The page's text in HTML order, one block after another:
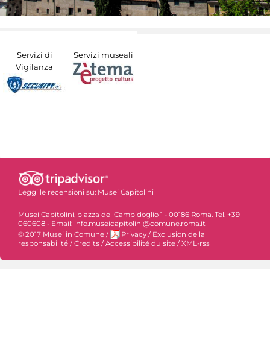
Servizi di
Vigilanza
Servizi museali
Leggi le recensioni su: Musei Capitolini
Musei Capitolini, piazza del Campidoglio 1 - 00186 Roma. Tel. +39
060608 - Email: info.museicapitolini@comune.roma.it
© 2017 Musei in Comune / Privacy / Exclusion de la
responsabilité /Credits /Accessibilité du site /XML-rss